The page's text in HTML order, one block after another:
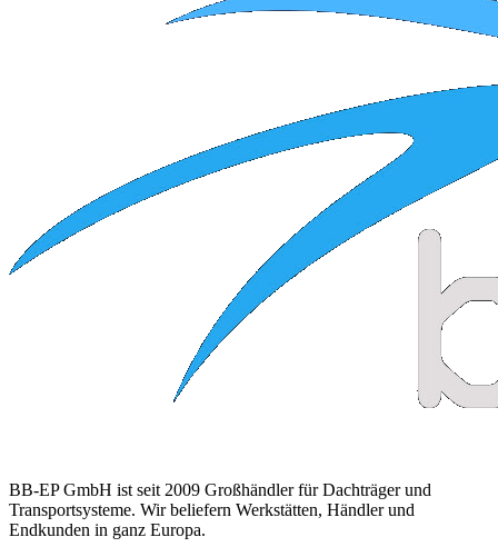
BB-EP GmbH ist seit 2009 Großhändler für Dachträger und
Transportsysteme. Wir beliefern Werkstätten, Händler und
Endkunden in ganz Europa.